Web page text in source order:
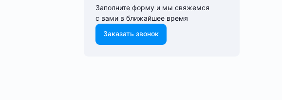
Заполните форму и мы свяжемся
с вами в ближайшее время
Заказать звонок